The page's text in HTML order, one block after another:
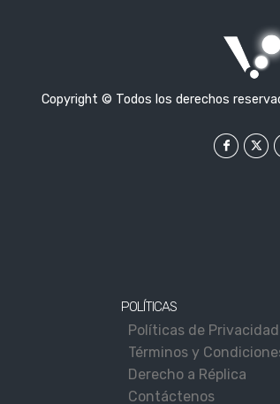
Copyright © Todos los derechos
POLÍTICAS
Políticas de Privacidad
Términos y
Derecho a Réplica
Contáctenos